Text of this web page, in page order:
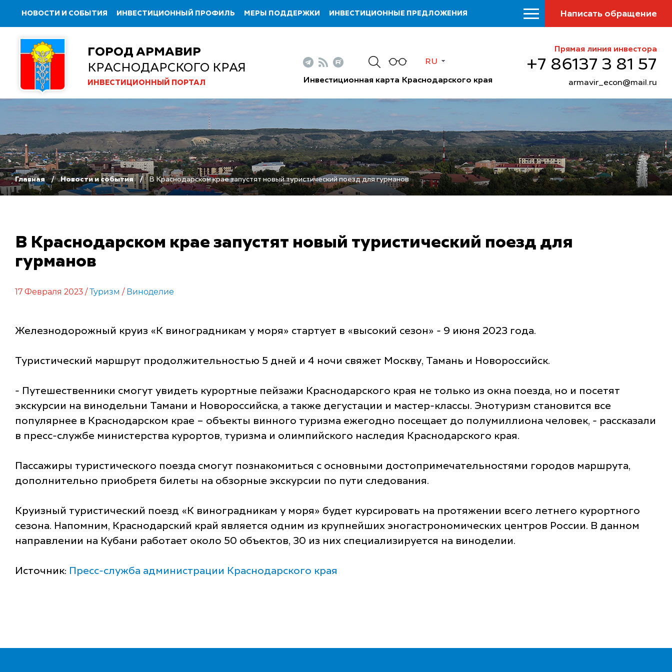
НОВОСТИ И СОБЫТИЯ ИНВЕСТИЦИОННЫЙ ПРОФИЛЬ МЕРЫ ПОДДЕРЖКИ ИНВЕСТИЦИОННЫЕ ПРЕДЛОЖЕНИЯ Написать обращение
ГОРОД АРМАВИР
КРАСНОДАРСКОГО КРАЯ
ИНВЕСТИЦИОННЫЙ ПОРТАЛ
RU
Инвестиционная карта Краснодарского края
Прямая линия инвестора
+7 86137 3 81 57
armavir_econ@mail.ru
Главная Новости и события В Краснодарском крае запустят новый туристический поезд для гурманов
В Краснодарском крае запустят новый туристический поезд для
гурманов
17 Февраля 2023 / Туризм / Виноделие
Железнодорожный круиз «К виноградникам у моря» стартует в «высокий сезон» - 9 июня 2023 года.
Туристический маршрут продолжительностью 5 дней и 4 ночи свяжет Москву, Тамань и Новороссийск.
- Путешественники смогут увидеть курортные пейзажи Краснодарского края не только из окна поезда, но и посетят
экскурсии на винодельни Тамани и Новороссийска, а также дегустации и мастер-классы. Энотуризм становится все
популярнее в Краснодарском крае – объекты винного туризма ежегодно посещает до полумиллиона человек, - рассказали
в пресс-службе министерства курортов, туризма и олимпийского наследия Краснодарского края.
Пассажиры туристического поезда смогут познакомиться с основными достопримечательностями городов маршрута,
дополнительно приобретя билеты на обзорные экскурсии по пути следования.
Круизный туристический поезд «К виноградникам у моря» будет курсировать на протяжении всего летнего курортного
сезона. Напомним, Краснодарский край является одним из крупнейших эногастрономических центров России. В данном
направлении на Кубани работает около 50 объектов, 30 из них специализируется на виноделии.
Источник: Пресс-служба администрации Краснодарского края